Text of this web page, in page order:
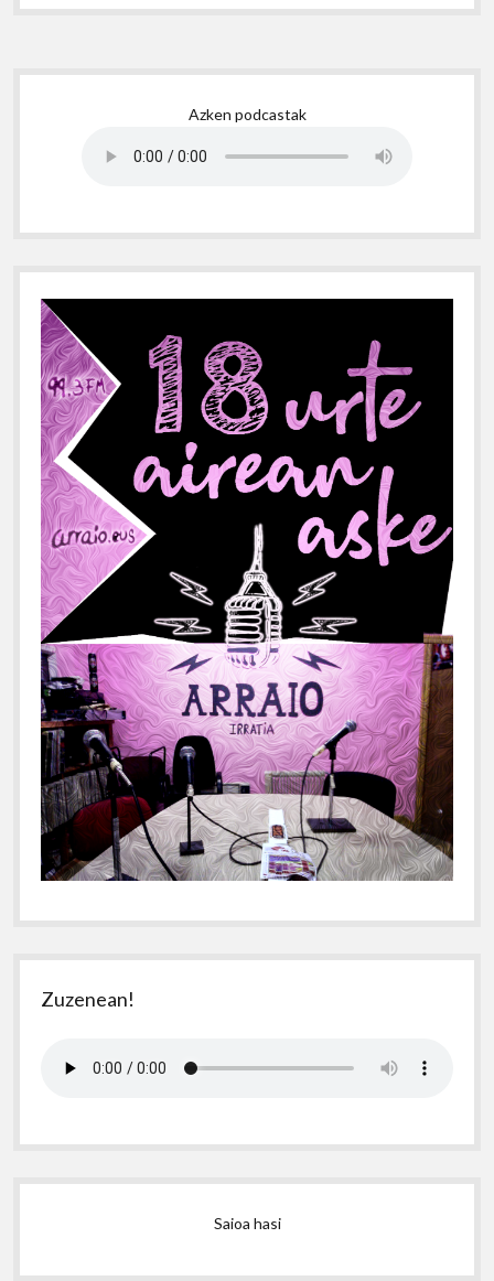
Sidebar
Azken podcastak
Zuzenean!
Saioa hasi